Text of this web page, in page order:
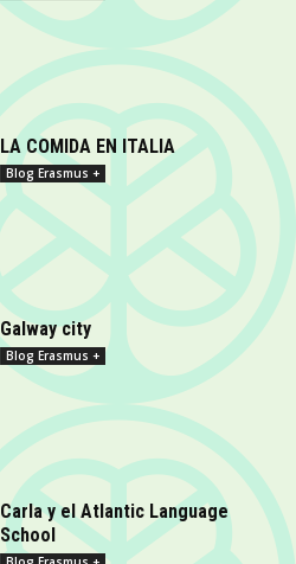
LA COMIDA EN ITALIA
Blog Erasmus +
Galway city
Blog Erasmus +
Carla y el Atlantic Language
School